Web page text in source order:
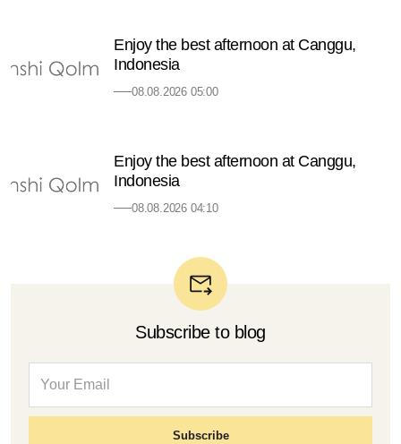
Enjoy the best afternoon at Canggu,
Indonesia
08.08.2026 05:00
Enjoy the best afternoon at Canggu,
Indonesia
08.08.2026 04:10
Subscribe to blog